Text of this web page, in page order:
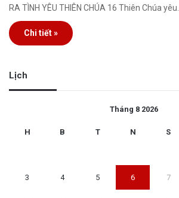
RA TÌNH YÊU THIÊN CHÚA 16 Thiên Chúa
Chi tiết »
Lịch
Tháng 8 2026
H B T N S
3 4 5 6 7